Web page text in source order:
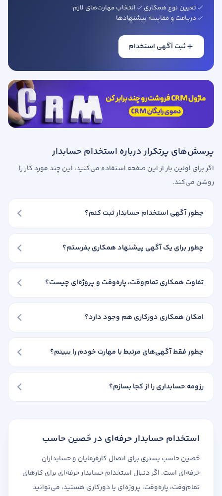
تعیین نوع همکاری
انتخاب مهارت‌های لازم
دریافت و مقایسه پیشنهادها
ثبت آگهی استخدام
پرسش‌های پرتکرار درباره استخدام حسابدار
اگر برای اولین بار از این صفحه استفاده می‌کنید، این چند مورد کار را
روشن می‌کند.
چطور آگهی استخدام حسابدار ثبت کنم؟
چطور برای یک آگهی پیشنهاد همکاری بفرستم؟
تفاوت همکاری تمام‌وقت، پاره‌وقت و پروژه‌ای چیست؟
امکان همکاری دورکاری هم وجود دارد؟
چطور فقط آگهی‌های مرتبط با مهارت خودم را ببینم؟
رزومه حسابداری را از کجا بسازم؟
استخدام حسابدار حرفه‌ای در حَصین حاسب
حَصین حاسب بستری برای اتصال کارفرمایان و حسابداران
حرفه‌ای است. اگر دنبال استخدام حسابدار حرفه‌ای برای کارهای
تمام‌وقت، پاره‌وقت، پروژه‌ای یا دورکاری هستید، می‌توانید